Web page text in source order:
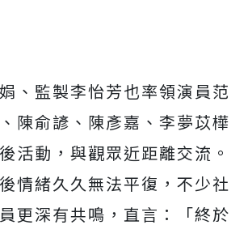
、 監製李怡芳也率領演員范
陳俞諺、陳彥嘉、 李夢苡樺
活動，與觀眾近距離交流。
情緒久久無法平復， 不少社
更深有共鳴，直言：「終於